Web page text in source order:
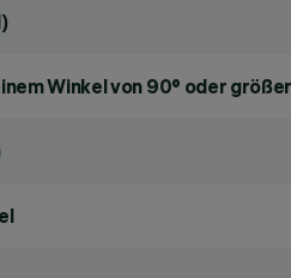
Winkel von 90° oder